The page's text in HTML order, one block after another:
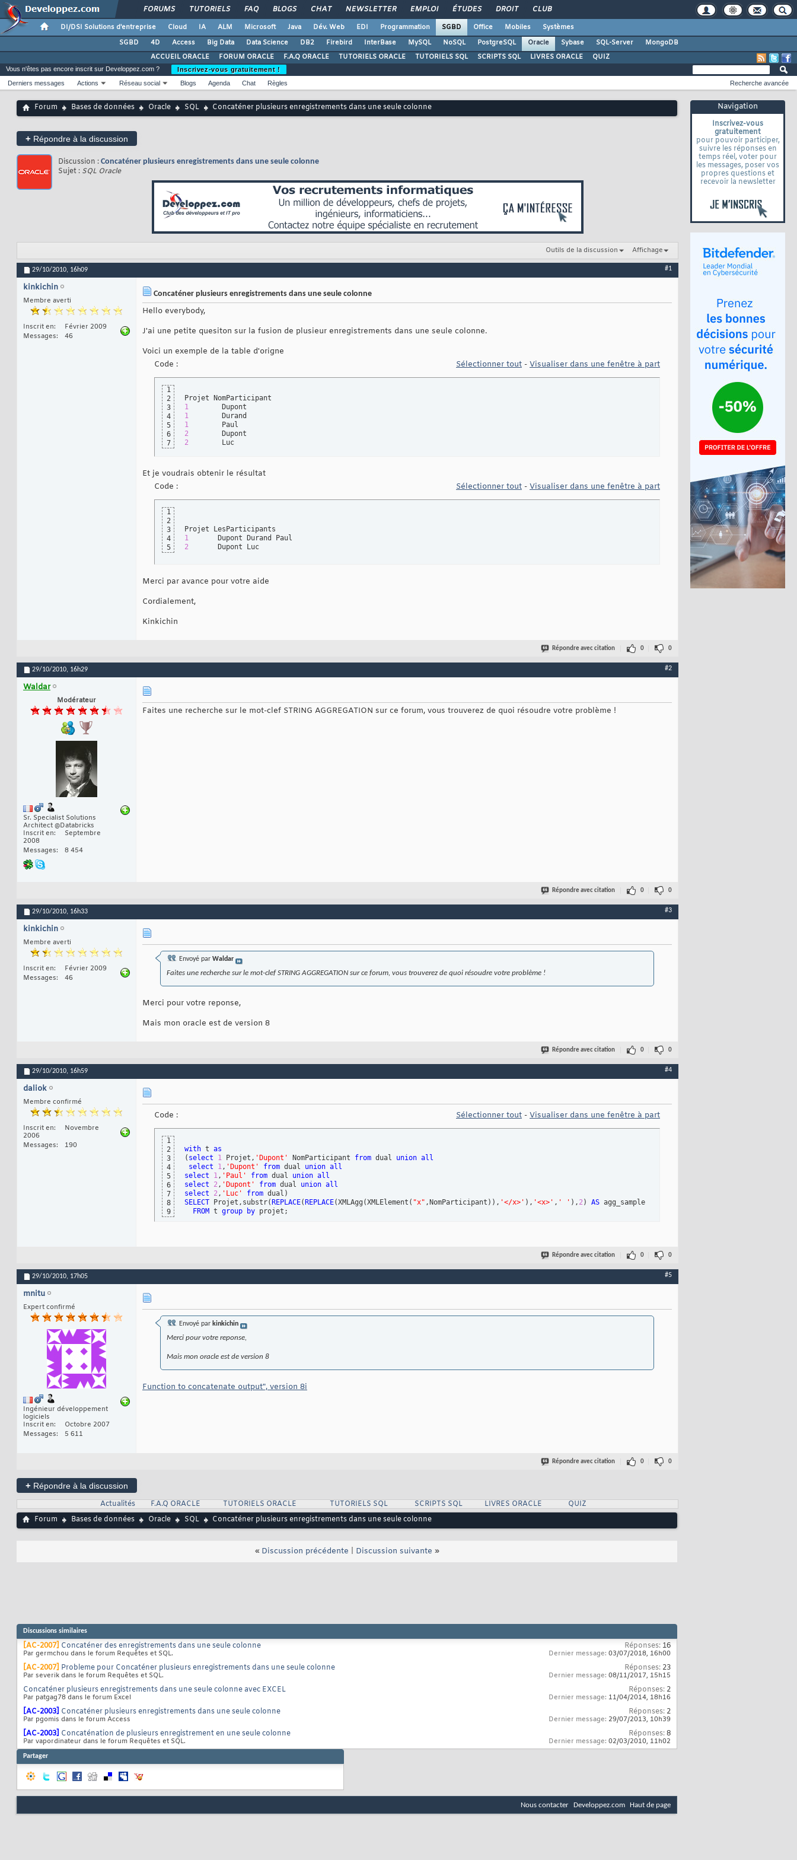
FORUMS TUTORIELS FAQ BLOGS CHAT NEWSLETTER EMPLOI ÉTUDES DROIT CLUB
DI/DSI Solutions d'entreprise Cloud IA ALM Microsoft Java Dév. Web EDI Programmation SGBD Office Mobiles
Systèmes
SGBD
4D Access Big Data Data Science DB2 Firebird InterBase MySQL NoSQL PostgreSQL Oracle Sybase SQL-Server
MongoDB
ACCUEIL ORACLE
FORUM ORACLE F.A.Q ORACLE TUTORIELS ORACLE TUTORIELS SQL SCRIPTS SQL LIVRES ORACLE QUIZ
Navigation
Inscrivez-vous
gratuitement
pour pouvoir participer,
suivre les réponses en
temps réel, voter pour
les messages, poser vos
propres questions et
recevoir la newsletter
Vous n'êtes pas encore inscrit sur Developpez.com ?
Inscrivez-vous gratuitement !
Derniers messages
Actions Réseau social Blogs Agenda Chat Règles Recherche avancée
Forum Bases de données Oracle SQL Concaténer plusieurs enregistrements dans une seule colonne
+ Répondre à la discussion
Discussion : Concaténer plusieurs enregistrements dans une seule colonne
Sujet : SQL Oracle
Outils de la discussion Affichage
29/10/2010, 16h09 #1
kinkichin
Membre averti
Inscrit en
Février 2009
Messages
46
Concaténer plusieurs enregistrements dans une seule colonne
Hello everybody,
J'ai une petite quesiton sur la fusion de plusieur enregistrements dans une seule colonne.
Voici un exemple de la table d'origne
Code :
Sélectionner tout - Visualiser dans une fenêtre à part
1
2
3
4
5
6
7
1
1
1
2
2
        Luc
Et je voudrais obtenir le résultat
Code :
Sélectionner tout - Visualiser dans une fenêtre à part
1
2
3
4
5
1
2
       Dupont Luc
Merci par avance pour votre aide
Cordialement,
Kinkichin
Répondre avec citation 0 0
29/10/2010, 16h29 #2
Waldar
Modérateur
Sr. Specialist Solutions
Architect @Databricks
Inscrit en
Septembre
2008
Messages
8 454
Faites une recherche sur le mot-clef STRING AGGREGATION sur ce forum, vous trouverez de quoi résoudre votre problème !
Répondre avec citation 0 0
29/10/2010, 16h33 #3
kinkichin
Membre averti
Inscrit en
Février 2009
Messages
46
Envoyé par Waldar
Faites une recherche sur le mot-clef STRING AGGREGATION sur ce forum, vous trouverez de quoi résoudre votre problème !
Merci pour votre reponse,
Mais mon oracle est de version 8
Répondre avec citation 0 0
29/10/2010, 16h59 #4
daliok
Membre confirmé
Inscrit en
Novembre
2006
Messages
190
Code : Sélectionner tout - Visualiser dans une fenêtre à part
1
2
3
4
5
6
7
8
9
with t as
( select 1 Projet, 'Dupont' NomParticipant from dual union all
select
1, 'Dupont' from dual union all
select
1, 'Paul' from dual union all
select
2, 'Dupont' from dual union all
select
2, 'Luc' from dual )
SELECT Projet,substr( REPLACE( REPLACE(XMLAgg (XMLElement ( "x" ,NomParticipant ) ) , '</x>' ) , '<x>' , ' ' ) , 2) AS agg_sample
FROM t group by projet;
Répondre avec citation 0 0
29/10/2010, 17h05 #5
mnitu
Expert confirmé
Ingénieur développement
logiciels
Inscrit en
Octobre 2007
Messages
5 611
Envoyé par kinkichin
Merci pour votre reponse,
Mais mon oracle est de version 8
Function to concatenate output", version 8i
Répondre avec citation 0 0
+ Répondre à la discussion
Actualités
F.A.Q ORACLE TUTORIELS ORACLE TUTORIELS SQL SCRIPTS SQL LIVRES ORACLE
QUIZ
Forum
Bases de données Oracle SQL Concaténer plusieurs enregistrements dans une seule colonne
« Discussion précédente Discussion suivante »
Discussions similaires
[AC-2007] Concaténer des enregistrements dans une seule colonne
Par germchou dans le forum Requêtes et SQL.
Réponses: 16
Dernier message: 03/07/2018, 16h00
[AC-2007] Probleme pour Concaténer plusieurs enregistrements dans une seule colonne
Par severik dans le forum Requêtes et SQL.
Réponses: 23
Dernier message: 08/11/2017, 15h15
Concaténer plusieurs enregistrements dans une seule colonne avec EXCEL
Par patgag78 dans le forum Excel
Réponses: 2
Dernier message: 11/04/2014, 18h16
[AC-2003] Concaténer plusieurs enregistrements dans une seule colonne
Par pgomis dans le forum Access
Réponses: 2
Dernier message: 29/07/2013, 10h39
[AC-2003] Concaténation de plusieurs enregistrement en une seule colonne
Par vapordinateur dans le forum Requêtes et SQL.
Réponses:8
Dernier message: 02/03/2010, 11h02
Partager
Nous contacter Developpez.com Haut de page